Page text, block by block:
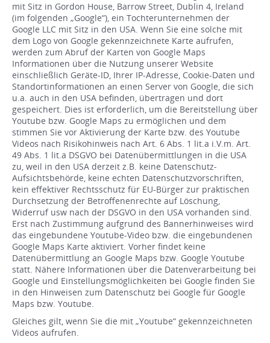
mit Sitz in Gordon House, Barrow Street, Dublin 4, Ireland
(im folgenden „Google“), ein Tochterunternehmen der
Google LLC mit Sitz in den USA. Wenn Sie eine solche mit
dem Logo von Google gekennzeichnete Karte aufrufen,
werden zum Abruf der Karten von Google Maps
Informationen über die Nutzung unserer Website
einschließlich Geräte-ID, Ihrer IP-Adresse, Cookie-Daten und
Standortinformationen an einen Server von Google, die sich
u.a. auch in den USA befinden, übertragen und dort
gespeichert. Dies ist erforderlich, um die Bereitstellung über
Youtube bzw. Google Maps zu ermöglichen und dem
stimmen Sie vor Aktivierung der Karte bzw. des Youtube
Videos nach Risikohinweis nach Art. 6 Abs. 1 lit.a i.V.m. Art.
49 Abs. 1 lit.a DSGVO bei Datenübermittlungen in die USA
zu, weil in den USA derzeit z.B. keine Datenschutz-
Aufsichtsbehörde, keine echten Datenschutzvorschriften,
kein effektiver Rechtsschutz für EU-Bürger zur praktischen
Durchsetzung der Betroffenenrechte auf Löschung,
Widerruf usw nach der DSGVO in den USA vorhanden sind.
Erst nach Zustimmung aufgrund des Bannerhinweises wird
das eingebundene Youtube-Video bzw. die eingebundenen
Google Maps Karte aktiviert. Vorher findet keine
Datenübermittlung an Google Maps bzw. Google Youtube
statt. Nähere Informationen über die Datenverarbeitung bei
Google und Einstellungsmöglichkeiten bei Google finden Sie
in den Hinweisen zum Datenschutz bei Google für Google
Maps bzw. Youtube.
Gleiches gilt, wenn Sie die mit „Youtube“ gekennzeichneten
Videos aufrufen.